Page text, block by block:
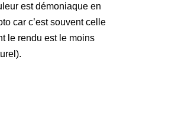
est démoniaque en
car c’est souvent celle
le rendu est le moins